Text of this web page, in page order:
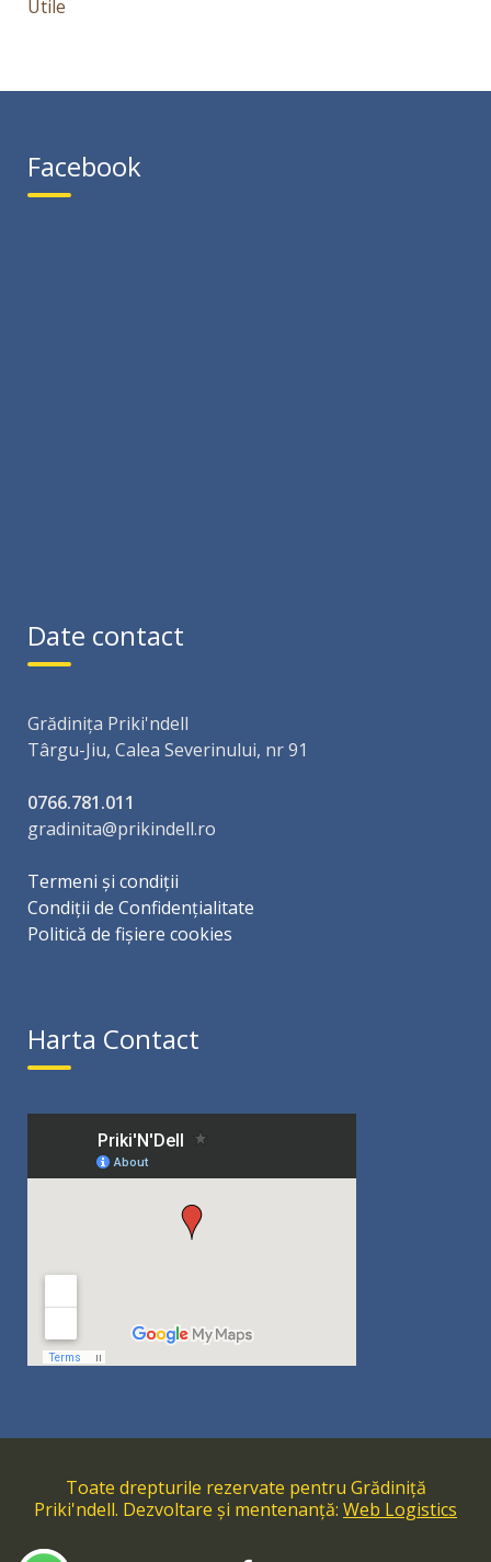
Utile
Facebook
Date contact
Grădinița Priki'ndell
Târgu-Jiu, Calea Severinului, nr 91
0766.781.011
gradinita@prikindell.ro
Termeni și condiții
Condiții de Confidențialitate
Politică de fișiere cookies
Harta Contact
Toate drepturile rezervate pentru Grădiniță
Priki'ndell. Dezvoltare și mentenanță: Web Logistics